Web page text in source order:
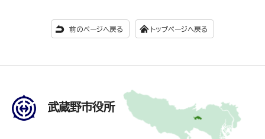
前のページへ戻る トップページへ戻る
武蔵野市役所